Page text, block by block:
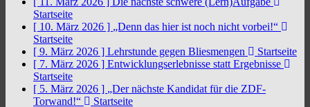
Startseite
[ 10. März 2026 ] „Denn das hier ist noch nicht vorbei!“
Startseite
[ 9. März 2026 ] Lehrstunde gegen Bliesmengen
Startseite
[ 7. März 2026 ] Entwicklungserlebnisse statt Ergebnisse
Startseite
[ 5. März 2026 ] „Der nächste Kandidat für die ZDF-
Torwand!“
Startseite